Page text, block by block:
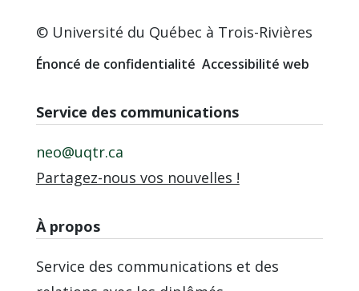
© Université du Québec à Trois-Rivières
Énoncé de confidentialité Accessibilité web
Service des communications
neo@uqtr.ca
Partagez-nous vos nouvelles !
À propos
Service des communications et des